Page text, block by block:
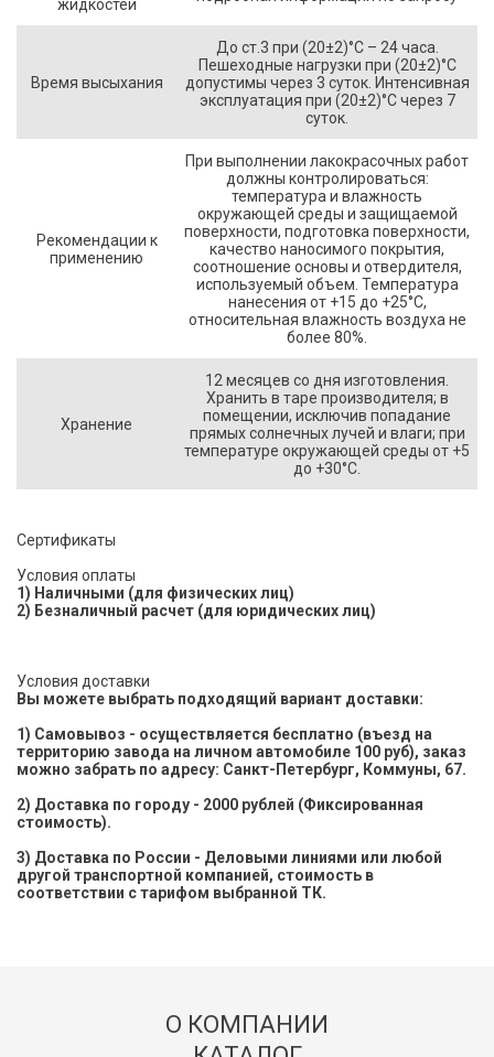
жидкостей
Время высыхания
До ст.3 при (20±2)°С – 24 часа.
Пешеходные нагрузки при (20±2)°С
допустимы через 3 суток. Интенсивная
эксплуатация при (20±2)°С через 7
суток.
Рекомендации к
применению
При выполнении лакокрасочных работ
должны контролироваться:
температура и влажность
окружающей среды и защищаемой
поверхности, подготовка поверхности,
качество наносимого покрытия,
соотношение основы и отвердителя,
используемый объем. Температура
нанесения от +15 до +25°С,
относительная влажность воздуха не
более 80%.
Хранение
12 месяцев со дня изготовления.
Хранить в таре производителя; в
помещении, исключив попадание
прямых солнечных лучей и влаги; при
температуре окружающей среды от +5
до +30°С.
Сертификаты
Условия оплаты
1) Наличными (для физических лиц)
2) Безналичный расчет (для юридических лиц)
Условия доставки
Вы можете выбрать подходящий вариант доставки:
1) Cамовывоз - осуществляется бесплатно (въезд на
территорию завода на личном автомобиле 100 руб), заказ
можно забрать по адресу: Санкт-Петербург, Коммуны, 67.
2) Доставка по городу - 2000 рублей (Фиксированная
стоимость).
3) Доставка по России - Деловыми линиями или любой
другой транспортной компанией, стоимость в
соответствии с тарифом выбранной ТК.
О КОМПАНИИ